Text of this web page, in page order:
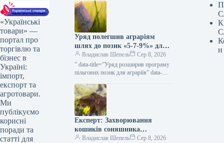
«Українські
товари» —
портал про
торгівлю та
бізнес в
Україні:
імпорт,
експорт та
агротовари.
Ми
публікуємо
корисні
поради та
статті для
Уряд полегшив аграріям
шлях до позик «5-7-9%» для
весняних посівних робіт та
виробничих завдань —
КУРКУЛЬ
Владислав Шепель
Сер 8, 2026
” data-title=”Уряд розширив програму
пільгових позик для аграріїв” data-
uryad-rozshiriv-programu-dostupnih-
kreditiv-dlya-fermeriv”> Уряд
розширив програму пільгових позик
для аграріїв 8 серпня 2026 53…
Експерт: Захворювання
кошиків соняшника
загрожують втратою до 60%
Владислав Шепель Сер 8, 2026
и